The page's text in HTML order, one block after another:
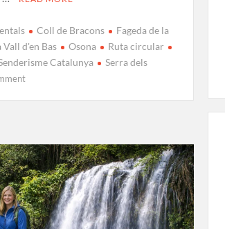
Coll de Bracons
Fageda de la
Vall d'en Bas Osona
Ruta circular
Catalunya
Serra dels
on
El
santuari
dels
arbres
monumentals